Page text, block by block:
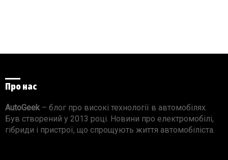
Про нас
AutoGeek– блог про високі технології в автомобілях.
Був створений у 2013 році. Новини про електромобілі,
гібриди і пристрої, що спрощують життя автомобіліста.